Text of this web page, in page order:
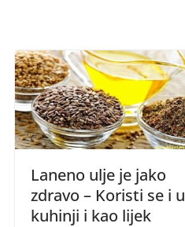
Laneno ulje je jako
zdravo – Koristi se i u
kuhinji i kao lijek